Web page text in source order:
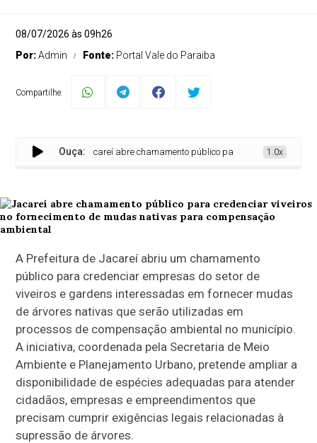
08/07/2026 às 09h26
Por:Admin Fonte: Portal Vale do Paraiba
Compartilhe:
Ouça:
Jacareí abre chamamento público para credenciar viveiros
1.0x
A Prefeitura de Jacareí abriu um chamamento
público para credenciar empresas do setor de
viveiros e gardens interessadas em fornecer mudas
de árvores nativas que serão utilizadas em
processos de compensação ambiental no município.
A iniciativa, coordenada pela Secretaria de Meio
Ambiente e Planejamento Urbano, pretende ampliar a
disponibilidade de espécies adequadas para atender
cidadãos, empresas e empreendimentos que
precisam cumprir exigências legais relacionadas à
supressão de árvores.